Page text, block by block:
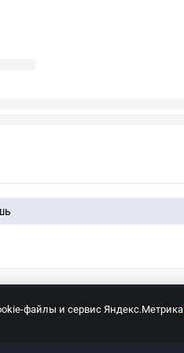
файлы и сервис Яндекс.Метрика